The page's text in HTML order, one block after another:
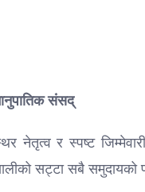
संसद्
नेतृत्व र स्पष्ट
सट्टा सबै समुदायको